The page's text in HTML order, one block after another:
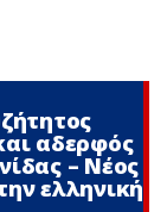
αδερφός
– Νέος
ελληνική